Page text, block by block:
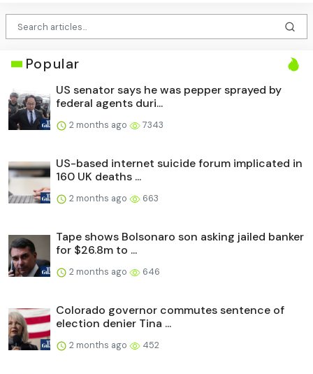
Popular
US senator says he was pepper sprayed by
federal agents duri...
2 months ago 7343
US-based internet suicide forum implicated in
160 UK deaths ...
2 months ago 663
Tape shows Bolsonaro son asking jailed banker
for $26.8m to ...
2 months ago 646
Colorado governor commutes sentence of
election denier Tina ...
2 months ago 452